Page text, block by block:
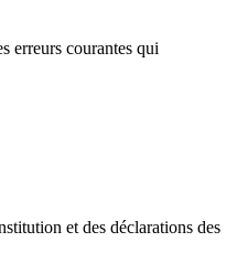
erreurs courantes qui
et des déclarations des